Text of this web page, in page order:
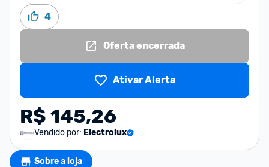
4
Oferta encerrada
Ativar Alerta
R$ 145,26
Vendido por: Electrolux
Sobre a loja